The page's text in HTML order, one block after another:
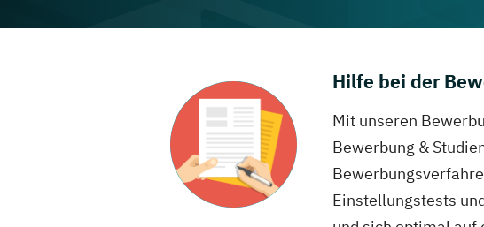
Hilfe bei der
Mit unseren
Bewerbung &
Einstellungstests